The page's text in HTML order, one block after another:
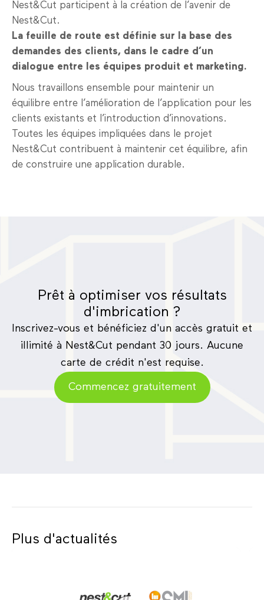
Nest&Cut participent à la création de l’avenir de
Nest&Cut.
La feuille de route est définie sur la base des
demandes des clients, dans le cadre d’un
dialogue entre les équipes produit et marketing.
Nous travaillons ensemble pour maintenir un
équilibre entre l’amélioration de l’application pour les
clients existants et l’introduction d’innovations.
Toutes les équipes impliquées dans le projet
Nest&Cut contribuent à maintenir cet équilibre, afin
de construire une application durable.
Prêt à optimiser vos résultats
d'imbrication ?
Inscrivez-vous et bénéficiez d'un accès gratuit et
illimité à Nest&Cut pendant 30 jours. Aucune
carte de crédit n'est requise.
Commencez gratuitement
Plus d'actualités